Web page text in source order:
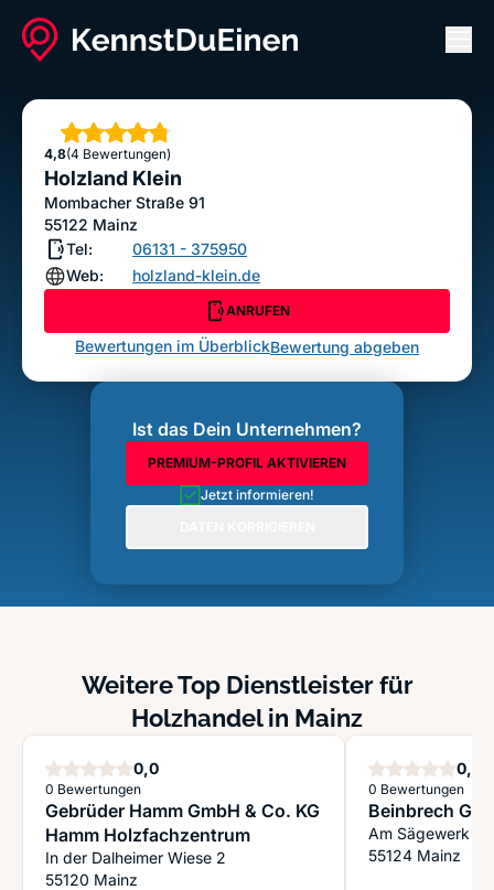
Holzland Klein
4,8
Sterne
(4 Bewertungen)
Holzland Klein
Mombacher Straße 91
55122 Mainz
Tel:
06131 - 375950
Web:
holzland-klein.de
ANRUFEN
Bewertungen im ÜberblickBewertung abgeben
Ist das Dein Unternehmen?
PREMIUM-PROFIL AKTIVIEREN
Jetzt informieren!
Weitere Top Dienstleister für
Holzhandel in Mainz
0,0Sterne
0 Bewertungen
Gebrüder Hamm GmbH & Co. KG
Hamm Holzfachzentrum
In der Dalheimer Wiese 2
55120 Mainz
0,0
0 Bewertungen
Beinbrech
Am Sägewerk
55124 Mainz